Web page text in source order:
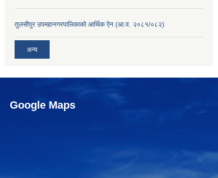
तुलसीपुर उपमहानगरपालिकाको आर्थिक ऐन (आ.व. २०८१/०८२)
अन्य
Google Maps